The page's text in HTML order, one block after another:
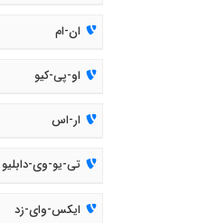
ان-ام
او-پی-کیو
ار-اس
تی-یو-وی-دابلیو
ایکس-وای-زد